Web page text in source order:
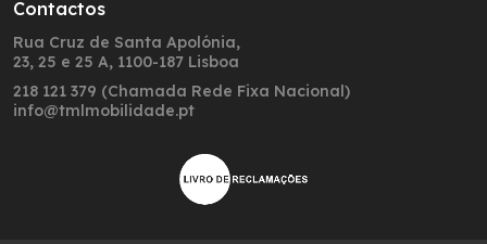
Contactos
Rua Cruz de Santa Apolónia,
23, 25 e 25 A, 1100-187 Lisboa
218 121 379 (Chamada Rede Fixa Nacional)
info@tmlmobilidade.pt